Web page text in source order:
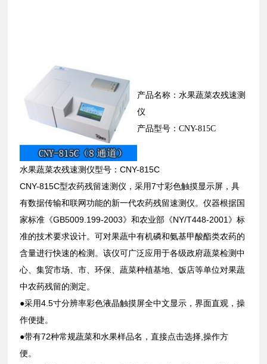
产品名称：水果蔬菜农残速测
仪
产品型号：CNY-815C
水果蔬菜农残速测仪型号：CNY-815C
CNY-815C型农药残留速测仪，采用7寸彩色触摸显示屏，具
有数据传输和联网功能的新一代农药残留速测仪。仪器根据国
家标准《GB5009.199-2003》和农业部《NY/T448-2001》标
准的技术要求设计。可对果蔬中有机磷和氨基甲酸酯类农药的
含量进行快速的检测。该仪可广泛应用于各级政府蔬菜检测中
心、集贸市场、市、环保、蔬菜种植基地、饭店等单位对果蔬
中农药残留的测定。
●采用4.5寸分辨率彩色液晶触摸屏全中文显示，界面直观，操
作便捷。
●带有72种常规蔬菜和水果样品名，直接点击选择,操作方
便。